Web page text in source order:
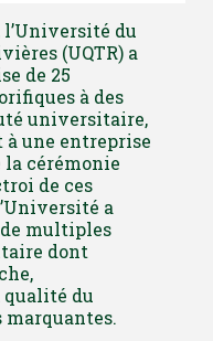
l’Université du
(UQTR) a
de 25
à des
universitaire,
à une entreprise
la cérémonie
de ces
a
de multiples
dont
qualité du